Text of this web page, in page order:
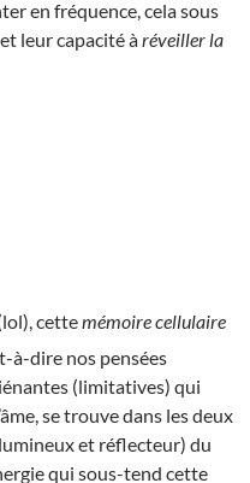
en fréquence, cela sous
leur capacité àréveiller la
cettemémoire cellulaire
à-dire nos pensées
(limitatives) qui
se trouve dans les deux
et réflecteur) du
qui sous-tend cette